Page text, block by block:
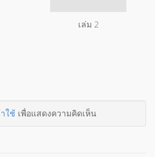
เล่ม 2
ใช้เพื่อแสดงความคิดเห็น